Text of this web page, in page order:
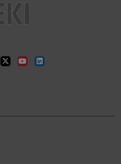
TwitterYoutubeLinkedin